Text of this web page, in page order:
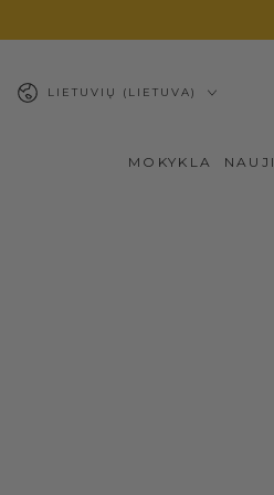
KalbaLIETUVIŲ (LIETUVA)
MOKYKLA